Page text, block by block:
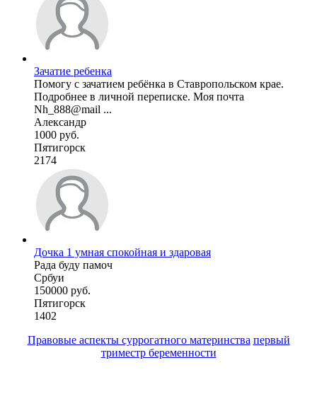
Зачатие ребенка
Помогу с зачатием ребёнка в Ставропольском крае.
Подробнее в личной переписке. Моя почта
Nh_888@mail ...
Александр
1000 руб.
Пятигорск
2174
Дочка 1 умная спокойная и здаровая
Рада буду памоч
Србуи
150000 руб.
Пятигорск
1402
Правовые аспекты суррогатного материнства первый
триместр беременности